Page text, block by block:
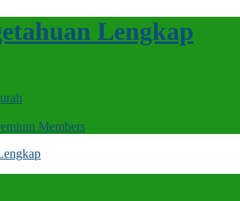
Lengkap
Members